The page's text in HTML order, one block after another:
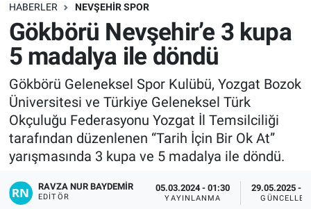
HABERLER NEVŞEHIR SPOR
Gökbörü Nevşehir’e 3 kupa
5 madalya ile döndü
Gökbörü Geleneksel Spor Kulübü, Yozgat Bozok
Üniversitesi ve Türkiye Geleneksel Türk
Okçuluğu Federasyonu Yozgat İl Temsilciliği
tarafından düzenlenen “Tarih İçin Bir Ok At”
yarışmasında 3 kupa ve 5 madalya ile döndü.
RAVZA NUR BAYDEMIR
EDITÖR
05.03.2024 - 01:30
YAYINLANMA
29.05.2025 -
SEÇİM
Muşkara Özel
Ekonomi
Kapadokya
Turizm
Kültür - Sanat
Nevşehir Trafik Yoğunluk Haritası
Süper Lig Puan Durumu ve Fikstür
Tüm Manşetler
Son Dakika Haberleri
Haber Arşivi